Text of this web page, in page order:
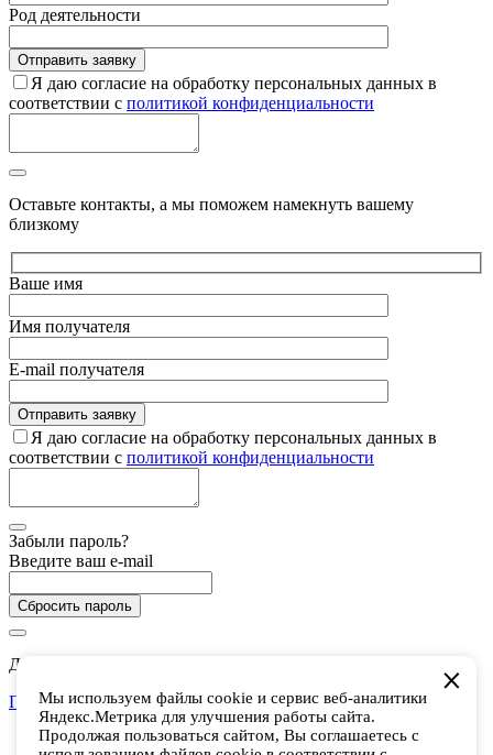
Род деятельности
Я даю согласие на обработку персональных данных в
соответствии с политикой конфиденциальности
Оставьте контакты, а мы поможем намекнуть вашему
близкому
Ваше имя
Имя получателя
E-mail получателя
Я даю согласие на обработку персональных данных в
соответствии с политикой конфиденциальности
Забыли пароль?
Введите ваш e-mail
Сбросить пароль
Дарим 5 000 баллов на покупки в CHUKCHA
Присоединиться
Есть аккаунт? Войти
Мы используем файлы cookie и сервис веб-аналитики
Яндекс.Метрика для улучшения работы сайта.
Продолжая пользоваться сайтом, Вы соглашаетесь с